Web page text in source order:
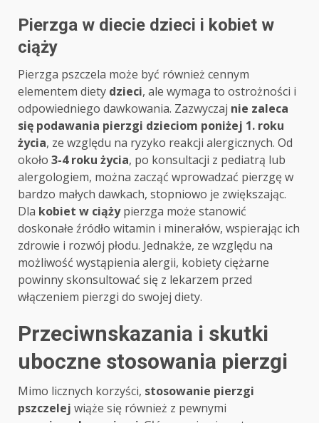
Pierzga w diecie dzieci i kobiet w
ciąży
Pierzga pszczela może być również cennym
elementem diety dzieci, ale wymaga to ostrożności i
odpowiedniego dawkowania. Zazwyczaj nie zaleca
się podawania pierzgi dzieciom poniżej 1. roku
życia, ze względu na ryzyko reakcji alergicznych. Od
około 3-4 roku życia, po konsultacji z pediatrą lub
alergologiem, można zacząć wprowadzać pierzgę w
bardzo małych dawkach, stopniowo je zwiększając.
Dla kobiet w ciążypierzga może stanowić
doskonałe źródło witamin i minerałów, wspierając ich
zdrowie i rozwój płodu. Jednakże, ze względu na
możliwość wystąpienia alergii, kobiety ciężarne
powinny skonsultować się z lekarzem przed
włączeniem pierzgi do swojej diety.
Przeciwnskazania i skutki
uboczne stosowania pierzgi
Mimo licznych korzyści, stosowanie pierzgi
pszczelej wiąże się również z pewnymi